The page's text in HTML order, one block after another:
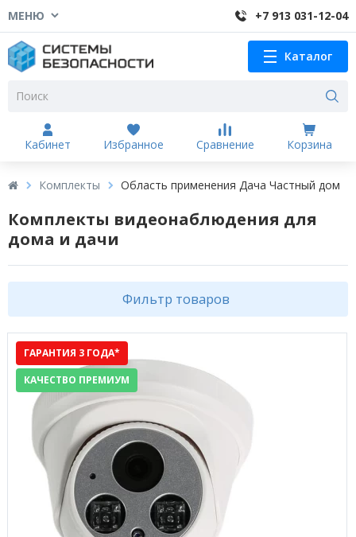
МЕНЮ +7 913 031-12-04
Каталог
Кабинет Избранное Сравнение Корзина
Комплекты Область применения Дача Частный дом
Комплекты видеонаблюдения для
дома и дачи
Фильтр товаров
ГАРАНТИЯ 3 ГОДА*
КАЧЕСТВО ПРЕМИУМ